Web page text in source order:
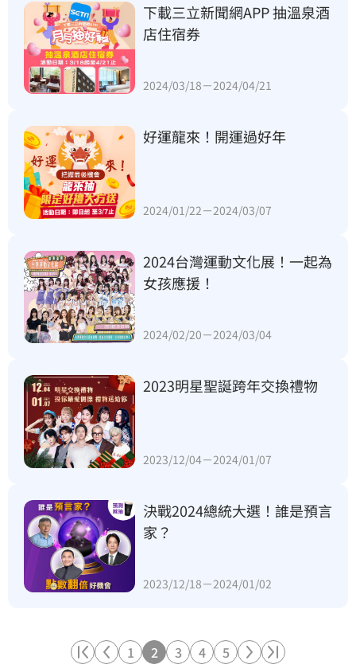
下載三立新聞網APP 抽溫泉酒
店住宿券
2024/03/18－2024/04/21
好運龍來！開運過好年
2024/01/22－2024/03/07
2024台灣運動文化展！一起為
女孩應援！
2024/02/20－2024/03/04
2023/12/04－2024/01/07
決戰2024總統大選！誰是預言
家？
2023/12/18－2024/01/02
1 2 3 4 5